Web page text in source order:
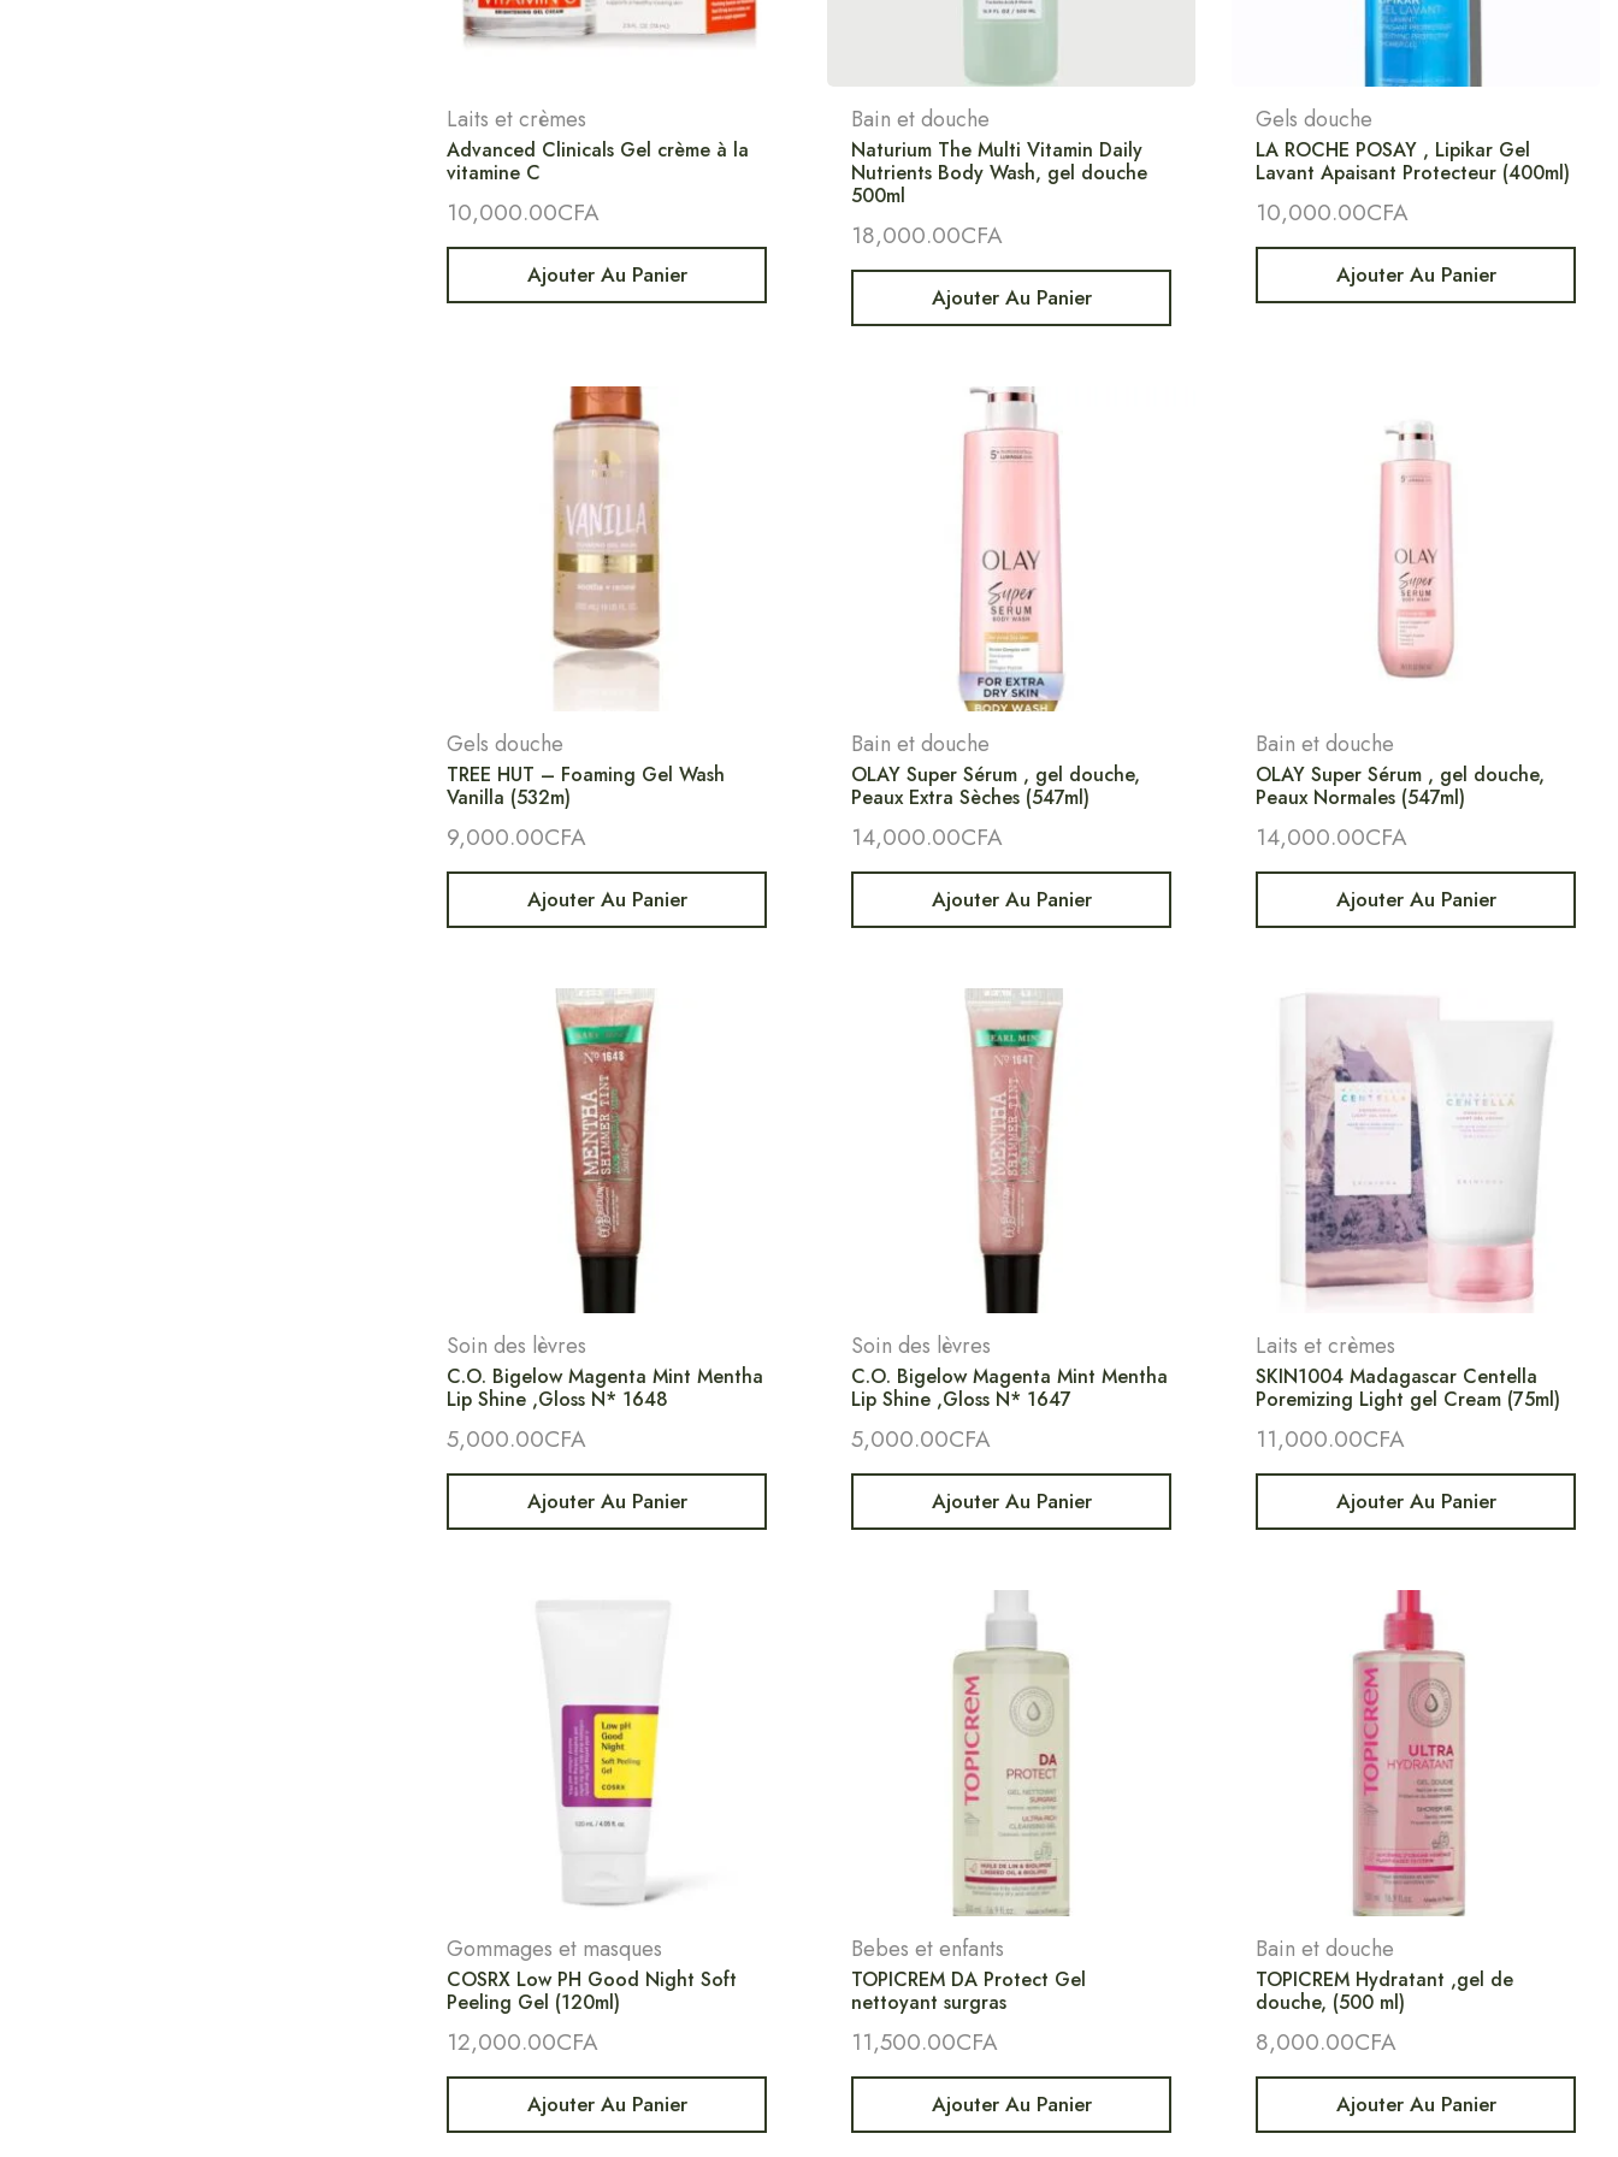
Laits et crèmes
Advanced Clinicals Gel crème à la
vitamine C
10,000.00CFA
Ajouter Au Panier
Bain et douche
Naturium The Multi Vitamin Daily
Nutrients Body Wash, gel douche
500ml
18,000.00CFA
Ajouter Au Panier
Gels douche
LA ROCHE POSAY , Lipikar Gel
Lavant Apaisant Protecteur (400ml)
10,000.00CFA
Ajouter Au Panier
Gels douche
TREE HUT – Foaming Gel Wash
Vanilla (532m)
9,000.00CFA
Ajouter Au Panier
Bain et douche
OLAY Super Sérum , gel douche,
Peaux Extra Sèches (547ml)
14,000.00CFA
Ajouter Au Panier
Bain et douche
OLAY Super Sérum , gel douche,
Peaux Normales (547ml)
14,000.00CFA
Ajouter Au Panier
Soin des lèvres
C.O. Bigelow Magenta Mint Mentha
Lip Shine ,Gloss N* 1648
5,000.00CFA
Ajouter Au Panier
Soin des lèvres
C.O. Bigelow Magenta Mint Mentha
Lip Shine ,Gloss N* 1647
5,000.00CFA
Ajouter Au Panier
Laits et crèmes
SKIN1004 Madagascar Centella
Poremizing Light gel Cream (75ml)
11,000.00CFA
Ajouter Au Panier
Gommages et masques
COSRX Low PH Good Night Soft
Peeling Gel (120ml)
12,000.00CFA
Ajouter Au Panier
Bebes et enfants
TOPICREM DA Protect Gel
nettoyant surgras
11,500.00CFA
Ajouter Au Panier
Bain et douche
TOPICREM Hydratant ,gel de
douche, (500 ml)
8,000.00CFA
Ajouter Au Panier